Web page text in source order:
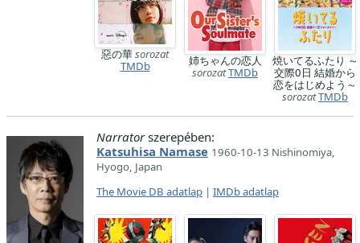
惡の華sorozat
TMDb
姉ちゃんの恋人
sorozatTMDb
焼いてるふたり ～
交際0日 結婚から
恋をはじめよう～
sorozatTMDb
Narratorszerepében:
Katsuhisa Namase 1960-10-13 Nishinomiya,
Hyogo, Japan
The Movie DB adatlap | IMDb adatlap